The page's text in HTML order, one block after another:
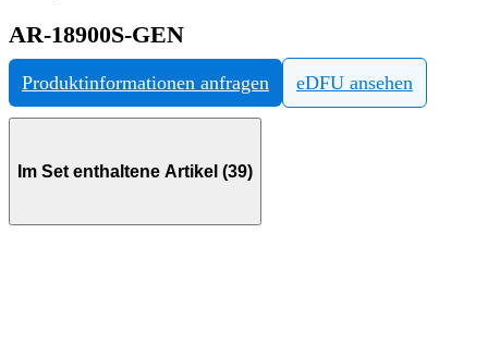
AR-18900S-GEN
Produktinformationen anfragen eDFU ansehen
Im Set enthaltene Artikel (39)